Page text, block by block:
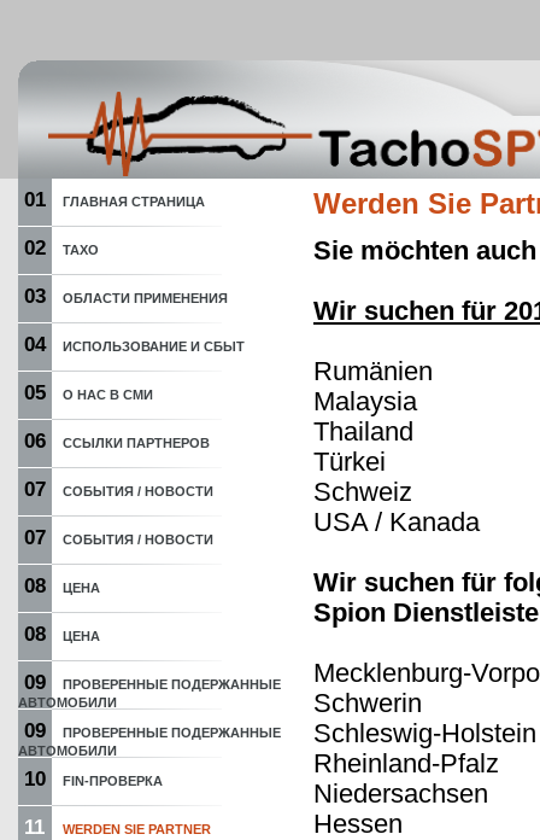
01 ГЛАВНАЯ СТРАНИЦА
02 ТАХО
03 ОБЛАСТИ ПРИМЕНЕНИЯ
04 ИСПОЛЬЗОВАНИЕ И СБЫТ
05 О НАС В СМИ
06 ССЫЛКИ ПАРТНЕРОВ
07 СОБЫТИЯ / НОВОСТИ
07 СОБЫТИЯ / НОВОСТИ
08 ЦЕНА
08 ЦЕНА
09
ПРОВЕРЕННЫЕ ПОДЕРЖАННЫЕ
АВТОМОБИЛИ
09
ПРОВЕРЕННЫЕ ПОДЕРЖАННЫЕ
АВТОМОБИЛИ
10 FIN-ПРОВЕРКА
11 WERDEN SIE PARTNER
Werden Sie
Sie möchten
Wir suchen für
Rumänien
Malaysia
Thailand
Türkei
Schweiz
USA / Kanada
Wir suchen für
Spion
Mecklenburg-
Schwerin
Schleswig-Holstein
Rheinland-Pfalz
Niedersachsen
Hessen